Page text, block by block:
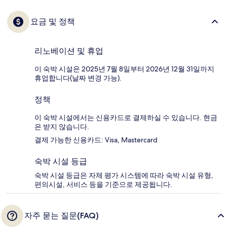
요금 및 정책
리노베이션 및 휴업
이 숙박 시설은 2025년 7월 8일부터 2026년 12월 31일까지
휴업합니다(날짜 변경 가능).
정책
이 숙박 시설에서는 신용카드로 결제하실 수 있습니다. 현금
은 받지 않습니다.
결제 가능한 신용카드: Visa, Mastercard
숙박 시설 등급
숙박 시설 등급은 자체 평가 시스템에 따라 숙박 시설 유형,
편의시설, 서비스 등을 기준으로 제공됩니다.
자주 묻는 질문(FAQ)